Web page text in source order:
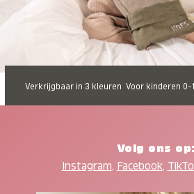
Verkrijgbaar in 3 kleuren Voor kinderen 0-
Volg ons op:
Instagram, Facebook,